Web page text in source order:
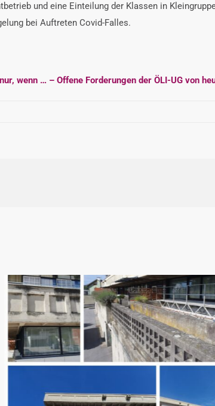
und eine Einteilung der Klassen in
bei Auftreten Covid-Falles.
wenn … – Offene Forderungen der ÖLI-UG von